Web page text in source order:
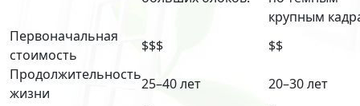
крупным
Первоначальная
стоимость
$$$
$$
Продолжительность
жизни
25–40 лет 20–30 лет